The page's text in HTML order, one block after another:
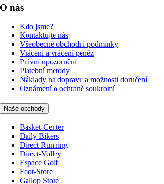
O nás
Kdo jsme?
Kontaktujte nás
Všeobecné obchodní podmínky
Vrácení a vrácení peněz
Právní upozornění
Platební metody
Náklady na dopravu a možnosti doručení
Oznámení o ochraně soukromí
Naše obchody
Basket-Center
Daily Bikers
Direct Running
Direct-Volley
Espace Golf
Foot-Store
Gallop Store